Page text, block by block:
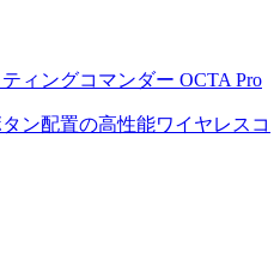
ィングコマンダー OCTA Pro
ン配置の高性能ワイヤレスコ